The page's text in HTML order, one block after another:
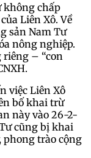
không chấp
Liên Xô. Về
sản Nam Tư
nông nghiệp.
riêng – “con
việc Liên Xô
bố khai trừ
này vào 26-2-
cũng bị khai
phong trào cộng